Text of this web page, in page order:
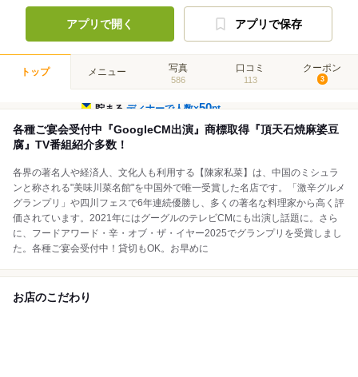
アプリで開く アプリで保存
トップ メニュー 写真
586
口コミ
113
クーポン
3
貯まるディナーで人数×50pt
各種ご宴会受付中『GoogleCM出演』商標取得『頂天石焼麻婆豆
腐』TV番組紹介多数！
各界の著名人や経済人、文化人も利用する【陳家私菜】は、中国のミシュラ
ンと称される"美味川菜名館"を中国外で唯一受賞した名店です。「激辛グルメ
グランプリ」や四川フェスで6年連続優勝し、多くの著名な料理家から高く評
価されています。2021年にはグーグルのテレビCMにも出演し話題に。さら
に、フードアワード・辛・オブ・ザ・イヤー2025でグランプリを受賞しまし
た。各種ご宴会受付中！貸切もOK。お早めに
お店のこだわり